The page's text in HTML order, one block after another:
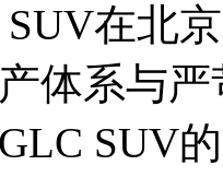
在北
体系与
SUV